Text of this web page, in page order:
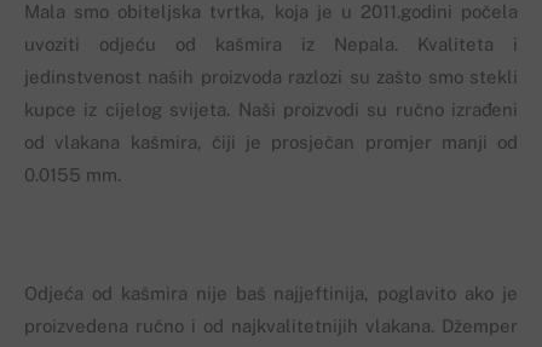
Mala smo obiteljska tvrtka, koja je u 2011.godini počela
uvoziti odjeću od kašmira iz Nepala. Kvaliteta i
jedinstvenost naših proizvoda razlozi su zašto smo stekli
kupce iz cijelog svijeta. Naši proizvodi su ručno izrađeni
od vlakana kašmira, čiji je prosječan promjer manji od
0.0155 mm.
Odjeća od kašmira nije baš najjeftinija, poglavito ako je
proizvedena ručno i od najkvalitetnijih vlakana. Džemper